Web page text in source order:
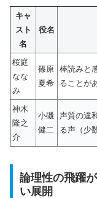
キャ
スト
名
役名
桜庭
なな
み
篠原
夏希
棒読みと
ることが
神木
隆之
介
小磯
健二
声質の違
る声（少
論理性の飛躍
い展開